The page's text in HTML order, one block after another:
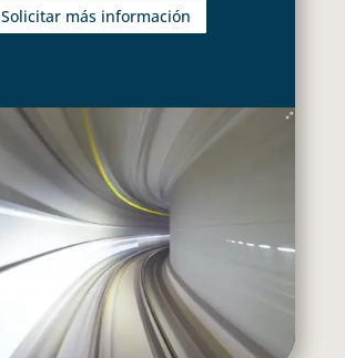
Solicitar más información